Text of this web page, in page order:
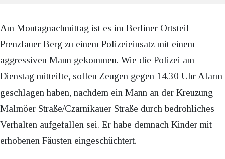
Am Montagnachmittag ist es im Berliner Ortsteil
Prenzlauer Berg zu einem Polizeieinsatz mit einem
aggressiven Mann gekommen. Wie die Polizei am
Dienstag mitteilte, sollen Zeugen gegen 14.30 Uhr Alarm
geschlagen haben, nachdem ein Mann an der Kreuzung
Malmöer Straße/Czarnikauer Straße durch bedrohliches
Verhalten aufgefallen sei. Er habe demnach Kinder mit
erhobenen Fäusten eingeschüchtert.